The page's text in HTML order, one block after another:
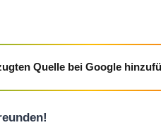
Quelle bei Google